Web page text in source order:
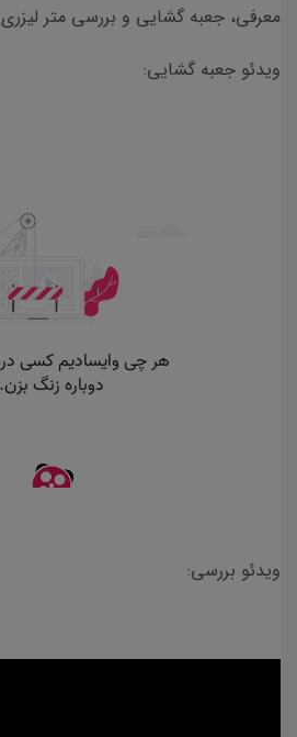
معرفی، جعبه گشایی و بررسی متر لیزری Leica X3
ویدئو جعبه گشایی:
ویدئو بررسی: